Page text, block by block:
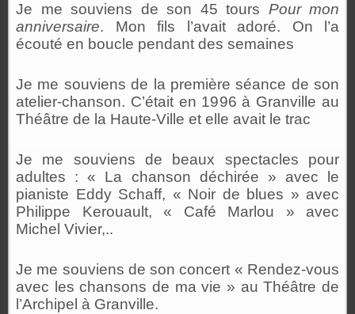
Je me souviens de son 45 tours Pour mon
anniversaire. Mon fils l’avait adoré. On l’a
écouté en boucle pendant des semaines
Je me souviens de la première séance de son
atelier-chanson. C’était en 1996 à Granville au
Théâtre de la Haute-Ville et elle avait le trac
Je me souviens de beaux spectacles pour
adultes : « La chanson déchirée » avec le
pianiste Eddy Schaff, « Noir de blues » avec
Philippe Kerouault, « Café Marlou » avec
Michel Vivier,..
Je me souviens de son concert « Rendez-vous
avec les chansons de ma vie » au Théâtre de
l’Archipel à Granville.